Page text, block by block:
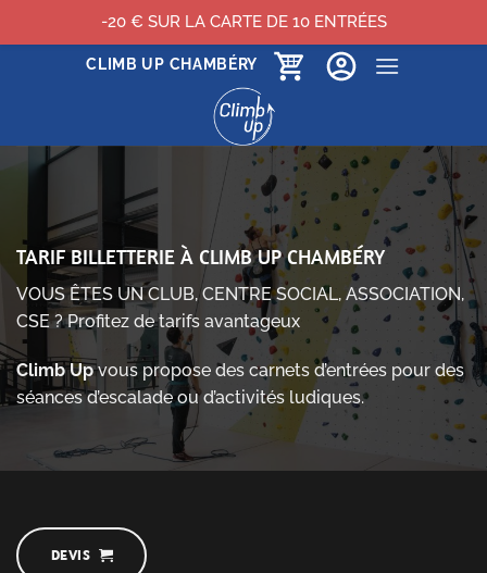
CLIMB UP CHAMBÉRY
TARIF BILLETTERIE À CLIMB UP CHAMBÉRY
VOUS ÊTES UN CLUB, CENTRE SOCIAL, ASSOCIATION,
CSE ? Profitez de tarifs avantageux
Climb Upvous propose des carnets d’entrées pour des
séances d’escalade ou d’activités ludiques.
DEVIS
-20 € SUR LA CARTE DE 10 ENTRÉES